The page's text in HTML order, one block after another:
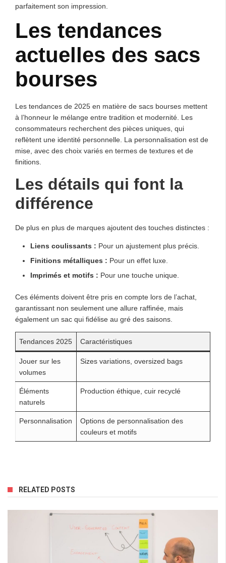
parfaitement son impression.
Les tendances
actuelles des sacs
bourses
Les tendances de 2025 en matière de sacs bourses mettent
à l’honneur le mélange entre tradition et modernité. Les
consommateurs recherchent des pièces uniques, qui
reflètent une identité personnelle. La personnalisation est de
mise, avec des choix variés en termes de textures et de
finitions.
Les détails qui font la
différence
De plus en plus de marques ajoutent des touches distinctes :
Liens coulissants : Pour un ajustement plus précis.
Finitions métalliques : Pour un effet luxe.
Imprimés et motifs : Pour une touche unique.
Ces éléments doivent être pris en compte lors de l’achat,
garantissant non seulement une allure raffinée, mais
également un sac qui fidélise au gré des saisons.
Tendances 2025 Caractéristiques
Jouer sur les
volumes
Sizes variations, oversized bags
Éléments
naturels
Production éthique, cuir recyclé
Personnalisation
Options de personnalisation des
couleurs et motifs
RELATED POSTS